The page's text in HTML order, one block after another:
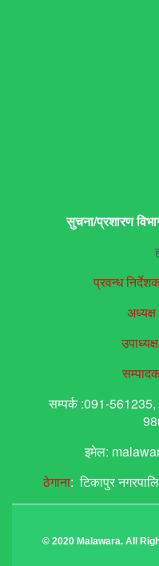
सुचना/प्रशारण
प्रवन्ध
अध्यक्ष
उपाध्यक्ष
सम्पर्क :091-
इमेल:
ठेगाना: टिकापुर
© 2020 Malawara. All